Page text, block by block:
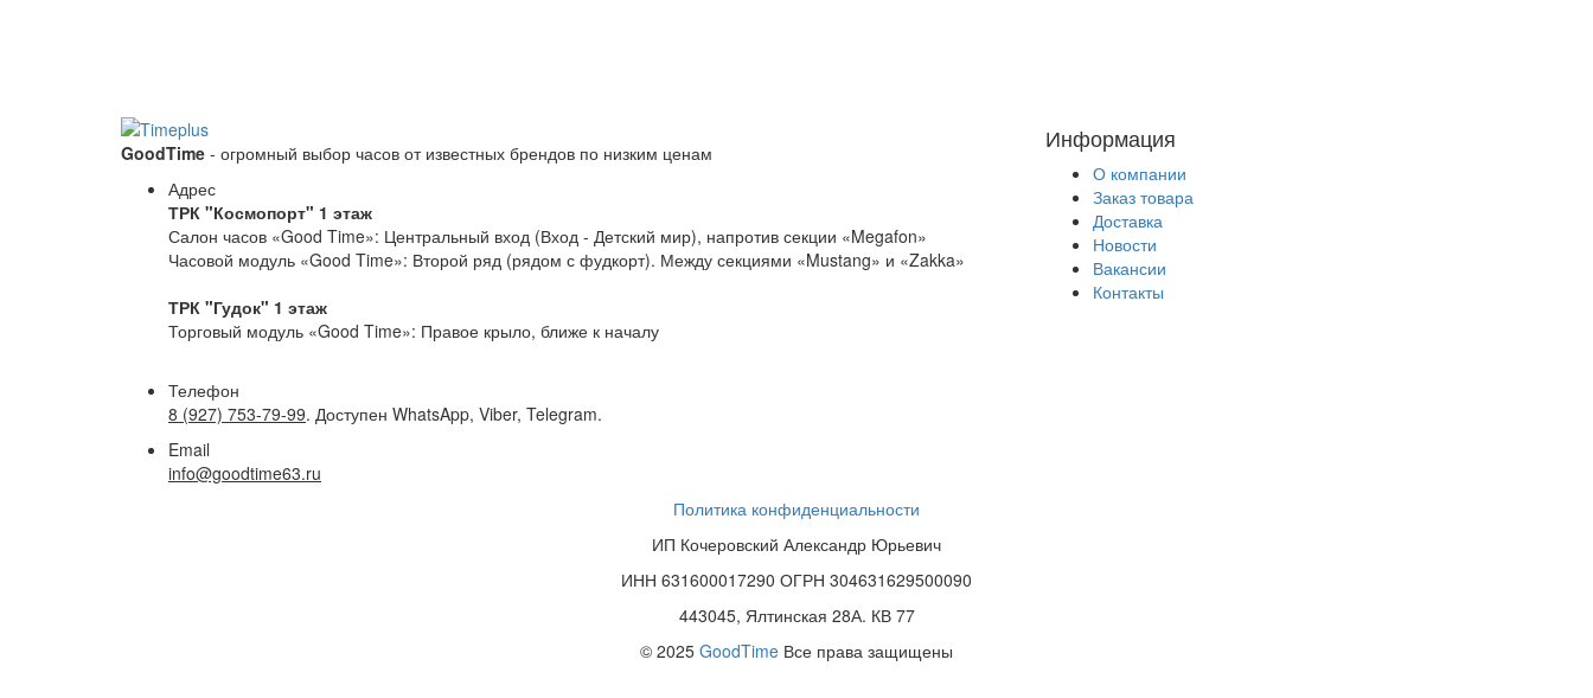
GoodTime - огромный выбор часов от известных брендов по низким ценам
Адрес
ТРК "Космопорт" 1 этаж
Салон часов «Good Time»: Центральный вход (Вход - Детский мир), напротив секции «Megafon»
Часовой модуль «Good Time»: Второй ряд (рядом с фудкорт). Между секциями «Mustang» и «Zakka»
ТРК "Гудок" 1 этаж
Торговый модуль «Good Time»: Правое крыло, ближе к началу
Телефон
8 (927) 753-79-99. Доступен WhatsApp, Viber, Telegram.
Email
info@goodtime63.ru
Информация
О компании
Заказ товара
Доставка
Новости
Вакансии
Контакты
Политика конфиденциальности
ИП Кочеровский Александр Юрьевич
ИНН 631600017290 ОГРН 304631629500090
443045, Ялтинская 28А. КВ 77
© 2025 GoodTime Все права защищены